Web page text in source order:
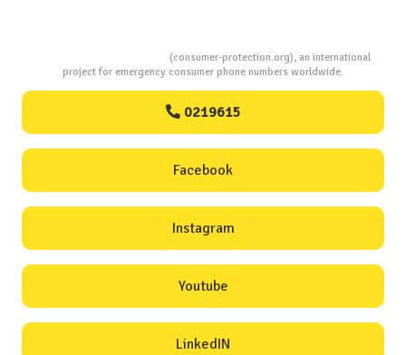
(consumer-protection.org), an international
project for emergency consumer phone numbers worldwide.
0219615
Facebook
Instagram
Youtube
LinkedIN